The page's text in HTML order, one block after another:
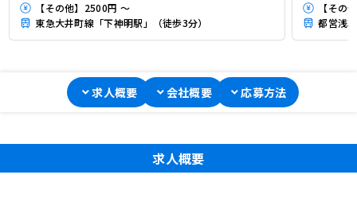
【その他】2500円 ～
東急大井町線「下神明駅」（徒歩3分）
【その
都営浅
求人概要 会社概要 応募方法
求人概要